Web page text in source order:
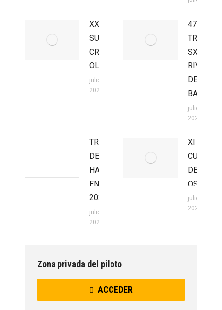
XXII
SUPER
CROSS
OLMEDO
julio 27,
2026
47º
TROFEO
SX
RIVILLA
DE
BARAJAS
julio 27,
2026
TROFEO
DE
HARD
ENDURO
2026
julio 22,
2026
XI
CUEVA
DEL
OSO
julio 20,
2026
Zona privada del piloto
ACCEDER